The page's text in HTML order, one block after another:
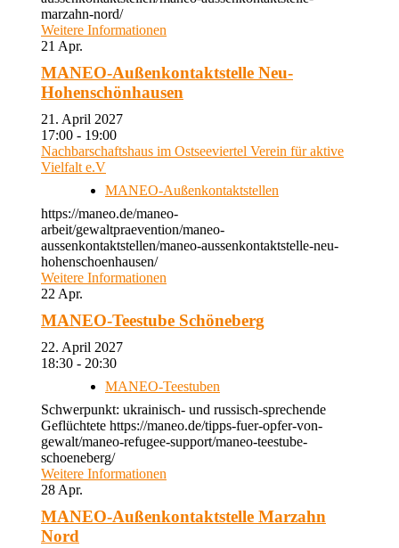
marzahn-nord/
Weitere Informationen
21 Apr.
MANEO-Außenkontaktstelle Neu-
Hohenschönhausen
21. April 2027
17:00 - 19:00
Nachbarschaftshaus im Ostseeviertel Verein für aktive
Vielfalt e.V
MANEO-Außenkontaktstellen
https://maneo.de/maneo-
arbeit/gewaltpraevention/maneo-
aussenkontaktstellen/maneo-aussenkontaktstelle-neu-
hohenschoenhausen/
Weitere Informationen
22 Apr.
MANEO-Teestube Schöneberg
22. April 2027
18:30 - 20:30
MANEO-Teestuben
Schwerpunkt: ukrainisch- und russisch-sprechende
Geflüchtete https://maneo.de/tipps-fuer-opfer-von-
gewalt/maneo-refugee-support/maneo-teestube-
schoeneberg/
Weitere Informationen
28 Apr.
MANEO-Außenkontaktstelle Marzahn
Nord